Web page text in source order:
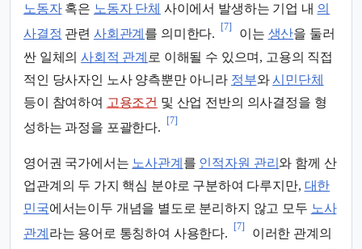
노동자혹은 노동자 단체 사이에서 발생하는 기업 내 의
사결정 관련 사회관계 를 의미한다.
[7]
이는 생산을 둘러
싼 일체의사회적 관계 로 이해될 수 있으며, 고용의 직접
적인 당사자인 노사 양측뿐만 아니라 정부와시민단체
등이 참여하여 고용조건 및 산업 전반의 의사결정을 형
성하는 과정을 포괄한다.
[7]
영어권 국가에서는 노사관계 를 인적자원 관리 와 함께 산
업관계의 두 가지 핵심 분야로 구분하여 다루지만, 대한
민국에서는이두 개념을 별도로 분리하지 않고 모두 노사
관계 라는 용어로 통칭하여 사용한다.
[7]
이러한 관계의